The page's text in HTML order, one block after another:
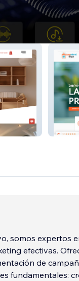
somos expertos
efectivas.
de
fundamentales: